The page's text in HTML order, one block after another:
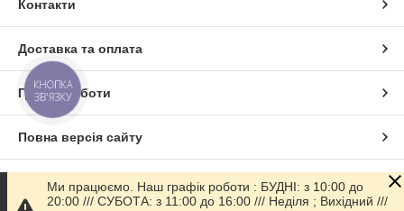
Контакти
Доставка та оплата
Графік роботи
Повна версія сайту
Сайт створено на маркетплейсі Prom.ua
Ми працюємо. Наш графік роботи : БУДНІ: з 10:00 до
20:00 /// СУБОТА: з 11:00 до 16:00 /// Неділя ; Вихідний ///
КНОПКА
ЗВ'ЯЗКУ